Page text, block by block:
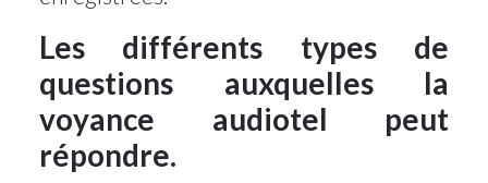
Les différents types de
questions auxquelles la
voyance audiotel peut
répondre.